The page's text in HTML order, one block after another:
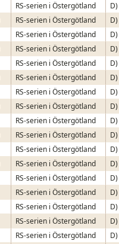
RS-serien i Östergötland
RS-serien i Östergötland
RS-serien i Östergötland
RS-serien i Östergötland
RS-serien i Östergötland
RS-serien i Östergötland
RS-serien i Östergötland
RS-serien i Östergötland
RS-serien i Östergötland
RS-serien i Östergötland
RS-serien i Östergötland
RS-serien i Östergötland
RS-serien i Östergötland
RS-serien i Östergötland
RS-serien i Östergötland
RS-serien i Östergötland
RS-serien i Östergötland